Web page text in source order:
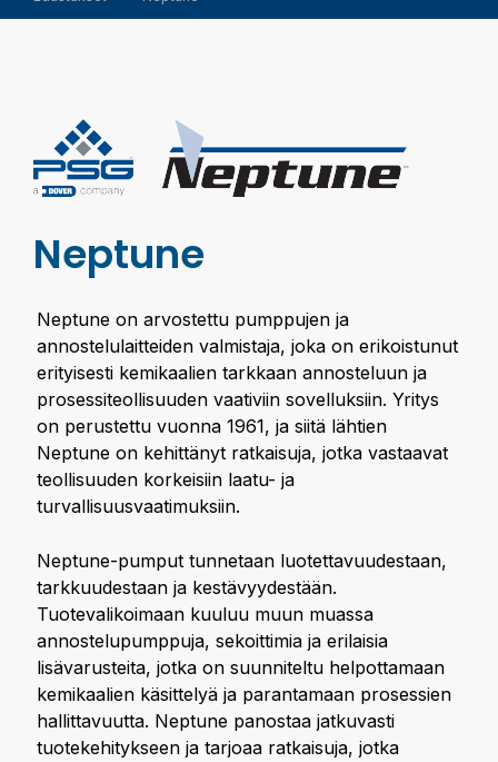
Neptune
Neptune on arvostettu pumppujen ja
annostelulaitteiden valmistaja, joka on erikoistunut
erityisesti kemikaalien tarkkaan annosteluun ja
prosessiteollisuuden vaativiin sovelluksiin. Yritys
on perustettu vuonna 1961, ja siitä lähtien
Neptune on kehittänyt ratkaisuja, jotka vastaavat
teollisuuden korkeisiin laatu- ja
turvallisuusvaatimuksiin.
Neptune-pumput tunnetaan luotettavuudestaan,
tarkkuudestaan ja kestävyydestään.
Tuotevalikoimaan kuuluu muun muassa
annostelupumppuja, sekoittimia ja erilaisia
lisävarusteita, jotka on suunniteltu helpottamaan
kemikaalien käsittelyä ja parantamaan prosessien
hallittavuutta. Neptune panostaa jatkuvasti
tuotekehitykseen ja tarjoaa ratkaisuja, jotka